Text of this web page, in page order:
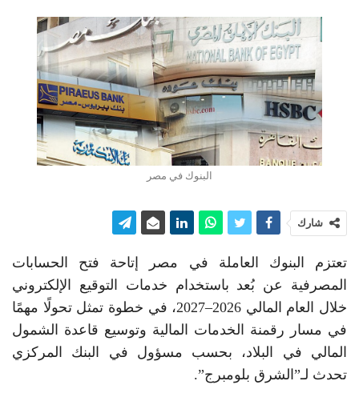
البنوك في مصر
شارك
تعتزم البنوك العاملة في مصر إتاحة فتح الحسابات
المصرفية عن بُعد باستخدام خدمات التوقيع الإلكتروني
خلال العام المالي 2026–2027، في خطوة تمثل تحولًا مهمًا
في مسار رقمنة الخدمات المالية وتوسيع قاعدة الشمول
المالي في البلاد، بحسب مسؤول في البنك المركزي
تحدث لـ”الشرق بلومبرج”.